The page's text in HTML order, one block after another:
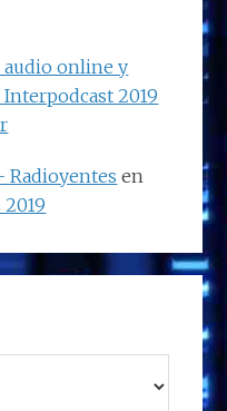
audio online y
Interpodcast 2019
Radioyentes en